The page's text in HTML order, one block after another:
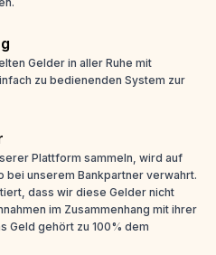
Gelder in aller Ruhe mit
zu bedienenden System zur
Plattform sammeln, wird auf
bei unserem Bankpartner verwahrt.
dass wir diese Gelder nicht
im Zusammenhang mit ihrer
Geld gehört zu 100% dem